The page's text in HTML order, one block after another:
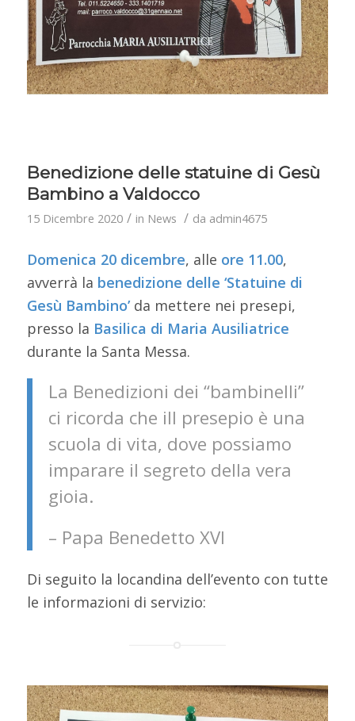
Benedizione delle statuine di Gesù
Bambino a Valdocco
15 Dicembre 2020 / in News / da admin4675
Domenica 20 dicembre, alle ore 11.00,
avverrà la benedizione delle ‘Statuine di
Gesù Bambino’da mettere nei presepi,
presso la Basilica di Maria Ausiliatrice
durante la Santa Messa.
La Benedizioni dei “bambinelli”
ci ricorda che ill presepio è una
scuola di vita, dove possiamo
imparare il segreto della vera
gioia.
– Papa Benedetto XVI
Di seguito la locandina dell’evento con tutte
le informazioni di servizio: